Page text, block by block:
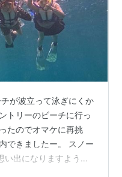
が波立って泳ぎにくか
トリーのビーチに行っ
たのでオマケに再挑
できましたー。 スノー
い出になりますよう